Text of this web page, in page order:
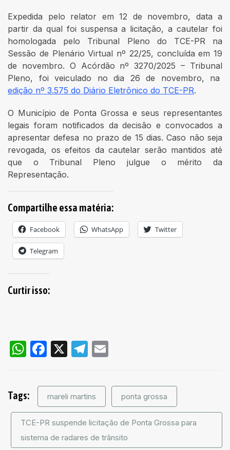
Expedida pelo relator em 12 de novembro, data a
partir da qual foi suspensa a licitação, a cautelar foi
homologada pelo Tribunal Pleno do TCE-PR na
Sessão de Plenário Virtual nº 22/25, concluída em 19
de novembro. O Acórdão nº 3270/2025 – Tribunal
Pleno, foi veiculado no dia 26 de novembro, na
edição nº 3.575 do Diário Eletrônico do TCE-PR.
O Município de Ponta Grossa e seus representantes
legais foram notificados da decisão e convocados a
apresentar defesa no prazo de 15 dias. Caso não seja
revogada, os efeitos da cautelar serão mantidos até
que o Tribunal Pleno julgue o mérito da
Representação.
Compartilhe essa matéria:
Facebook WhatsApp Twitter
Telegram
Curtir isso:
WhatsApp
Facebook
X Telegram
Tags: mareli martins ponta grossa
TCE-PR suspende licitação de Ponta Grossa para
sistema de radares de trânsito